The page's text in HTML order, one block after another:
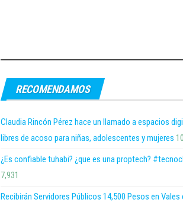
RECOMENDAMOS
Claudia Rincón Pérez hace un llamado a espacios
libres de acoso para niñas, adolescentes y mujeres
¿Es confiable tuhabi? ¿que es una proptech?
7,931
Recibirán Servidores Públicos 14,500 Pesos en Vales